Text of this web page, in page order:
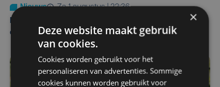
Nieuws
za 1 augustus | 22:36
Belgisch Solar Team met West-Vlamingen wint voor
eerst in VS
×
Deze website maakt gebruik
van cookies.
Cookies worden gebruikt voor het
personaliseren van advertenties. Sommige
cookies kunnen worden gebruikt voor